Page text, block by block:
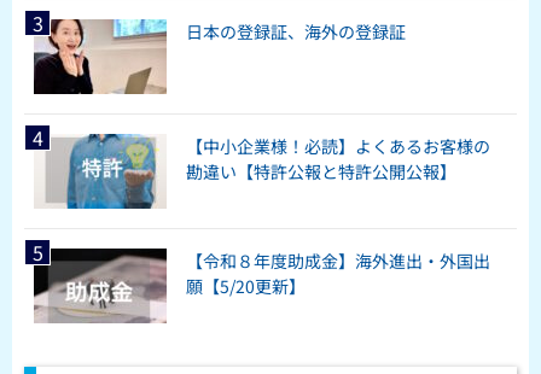
日本の登録証、海外の登録証
【中小企業様！必読】よくあるお客様の
勘違い【特許公報と特許公開公報】
【令和８年度助成金】海外進出・外国出
願【5/20更新】